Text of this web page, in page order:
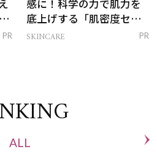
PR
感に！科学の力で肌力を
底上げする「肌密度セラ
ム」
SKINCARE PR
ALL